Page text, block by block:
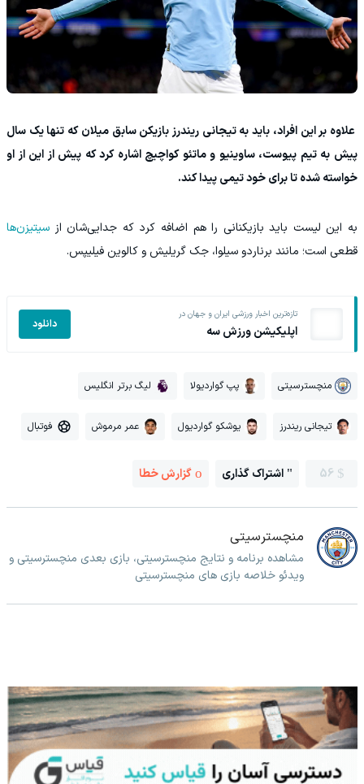
علاوه بر این افراد، باید به تیجانی ریندرز بازیکن سابق میلان که تنها یک سال
پیش به تیم پیوست، ساوینیو و ماتئو کواچیچ اشاره کرد که پیش از این از او
خواسته شده تا برای خود تیمی پیدا کند.
به این لیست باید بازیکنانی را هم اضافه کرد که جدایی‌شان از سیتیزن‌ها
قطعی است؛ مانند برناردو سیلوا، جک گریلیش و کالوین فیلیپس.
تازه‌ترین اخبار ورزشی ایران و جهان در
اپلیکیشن ورزش سه دانلود
منچسترسیتی پپ گواردیولا لیگ برتر انگلیس
تیجانی ریندرز یوشکو گواردیول عمر مرموش فوتبال
56 اشتراک گذاری گزارش خطا
منچسترسیتی
مشاهده برنامه و نتایج منچسترسیتی، بازی بعدی منچسترسیتی و
ویدئو خلاصه بازی های منچسترسیتی